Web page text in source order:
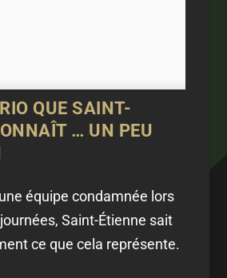
QUE SAINT-
… UN PEU
équipe condamnée lors
Saint-Étienne sait
ce que cela représente.